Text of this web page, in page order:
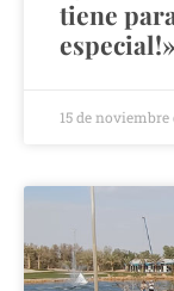
tiene
15 de noviembre